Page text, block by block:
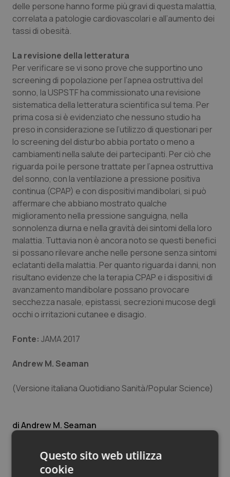
Calabria
Campania
Emilia-Romagna
Friuli Venezia Giulia
Lazio
Liguria
Lombardia
Marche
Molise
Piemonte
Provincia Autonoma di Bolzano
Provincia Autonoma di Trento
Sardegna
Sicilia
Valle D’Aosta
Asma & BPCO
Car-T
Colesterolo & coronaropatie
Dermatite Atopica
Diabete & glucometri
Disturbi dell’umore
Dolore
Donna & Salute
Epatiti
HIV
Infezioni & Febbre
Ipertensione & Scompenso
Malattia di Crohn & Rettocolite Ulcerosa
Neuroscienze & patologie neurodegenerative
Oncodermatologia
delle persone hanno forme più gravi di questa malattia,
correlata a patologie cardiovascolari e all’aumento dei
tassi di obesità.
La revisione della letteratura
Per verificare se vi sono prove che supportino uno
screening di popolazione per l’apnea ostruttiva del
sonno, la USPSTF ha commissionato una revisione
sistematica della letteratura scientifica sul tema. Per
prima cosa si è evidenziato che nessuno studio ha
preso in considerazione se l’utilizzo di questionari per
lo screening del disturbo abbia portato o meno a
cambiamenti nella salute dei partecipanti. Per ciò che
riguarda poi le persone trattate per l’apnea ostruttiva
del sonno, con la ventilazione a pressione positiva
continua (CPAP) e con dispositivi mandibolari, si può
affermare che abbiano mostrato qualche
miglioramento nella pressione sanguigna, nella
sonnolenza diurna e nella gravità dei sintomi della loro
malattia. Tuttavia non è ancora noto se questi benefici
si possano rilevare anche nelle persone senza sintomi
eclatanti della malattia. Per quanto riguarda i danni, non
risultano evidenze che la terapia CPAP e i dispositivi di
avanzamento mandibolare possano provocare
secchezza nasale, epistassi, secrezioni mucose degli
occhi o irritazioni cutanee e disagio.
Fonte: JAMA 2017
Andrew M. Seaman
(Versione italiana Quotidiano Sanità/Popular Science)
Andrew M. Seaman
© Riproduzione riservata
Questo sito web utilizza
cookie